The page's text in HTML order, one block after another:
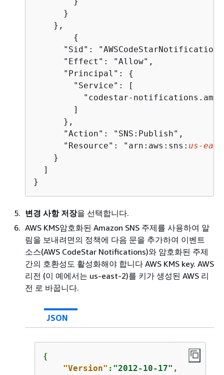
      }
    },
{
"Sid":
      "Effect": "Allow",
      "Principal":
{
        "Service": [
"codestar-
        ]
      },
      "Action": "SNS:Publish",
      "Resource": "arn:aws:sns:
us-
    }
  ]
}
변경 사항 저장을 선택합니다.
AWS KMS암호화된 Amazon SNS 주제를 사용하여 알
림을 보내려면의 정책에 다음 문을 추가하여 이벤트
소스(AWS CodeStar Notifications)와 암호화된 주제
간의 호환성도 활성화해야 합니다 AWS KMS key. AWS
리전 (이 예에서는 us-east-2)를 키가 생성된 AWS 리
전 로 바꿉니다.
JSON
{
"Version" : "2012-10-17" ,